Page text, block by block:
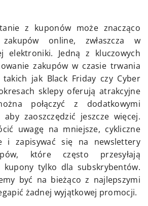
z kuponów może znacząco
online, zwłaszcza w
elektroniki. Jedną z kluczowych
zakupów w czasie trwania
jak Black Friday czy Cyber
sklepy oferują atrakcyjne
połączyć z dodatkowymi
zaoszczędzić jeszcze więcej.
uwagę na mniejsze, cykliczne
i zapisywać się na newslettery
które często przesyłają
tylko dla subskrybentów.
być na bieżąco z najlepszymi
żadnej wyjątkowej promocji.